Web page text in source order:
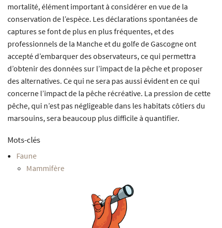
mortalité, élément important à considérer en vue de la
conservation de l’espèce. Les déclarations spontanées de
captures se font de plus en plus fréquentes, et des
professionnels de la Manche et du golfe de Gascogne ont
accepté d’embarquer des observateurs, ce qui permettra
d’obtenir des données sur l’impact de la pêche et proposer
des alternatives. Ce qui ne sera pas aussi évident en ce qui
concerne l’impact de la pêche récréative. La pression de cette
pêche, qui n’est pas négligeable dans les habitats côtiers du
marsouins, sera beaucoup plus difficile à quantifier.
Mots-clés
Faune
Mammifère